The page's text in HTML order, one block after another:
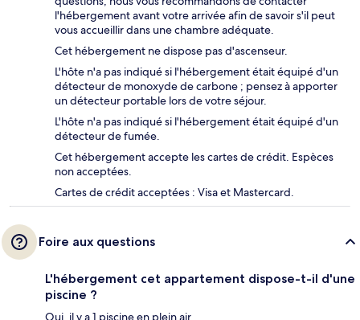
l'hébergement avant votre arrivée afin de savoir s'il peut
vous accueillir dans une chambre adéquate.
Cet hébergement ne dispose pas d'ascenseur.
L'hôte n'a pas indiqué si l'hébergement était équipé d'un
détecteur de monoxyde de carbone ; pensez à apporter
un détecteur portable lors de votre séjour.
L'hôte n'a pas indiqué si l'hébergement était équipé d'un
détecteur de fumée.
Cet hébergement accepte les cartes de crédit. Espèces
non acceptées.
Cartes de crédit acceptées : Visa et Mastercard.
Foire aux questions
L'hébergement cet appartement dispose-t-il d'une
piscine ?
Oui, il y a 1 piscine en plein air.